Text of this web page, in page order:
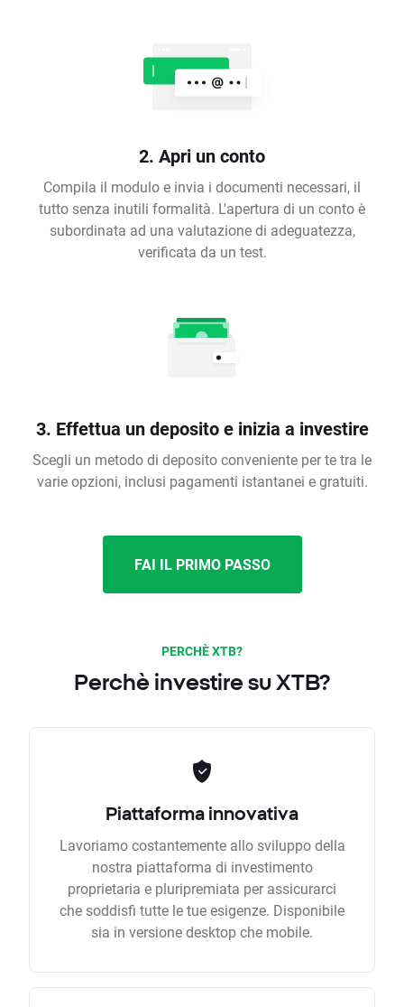
2. Apri un conto
Compila il modulo e invia i documenti necessari, il
tutto senza inutili formalità. L'apertura di un conto è
subordinata ad una valutazione di adeguatezza,
verificata da un test.
3. Effettua un deposito e inizia a investire
Scegli un metodo di deposito conveniente per te tra le
varie opzioni, inclusi pagamenti istantanei e gratuiti.
FAI IL PRIMO PASSO
PERCHÈ XTB?
Perchè investire su XTB?
Piattaforma innovativa
Lavoriamo costantemente allo sviluppo della
nostra piattaforma di investimento
proprietaria e pluripremiata per assicurarci
che soddisfi tutte le tue esigenze. Disponibile
sia in versione desktop che mobile.